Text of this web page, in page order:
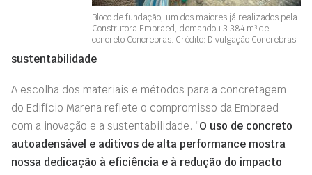
Bloco de fundação, um dos maiores já realizados pela
Construtora Embraed, demandou 3.384 m³ de
concreto Concrebras. Crédito: Divulgação Concrebras
sustentabilidade
A escolha dos materiais e métodos para a concretagem
do Edifício Marena reflete o compromisso da Embraed
com a inovação e a sustentabilidade. “O uso de concreto
autoadensável e aditivos de alta performance mostra
nossa dedicação à eficiência e à redução do impacto